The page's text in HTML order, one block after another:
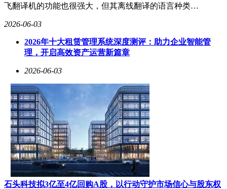
飞翻译机的功能也很强大，但其离线翻译的语言种类…
2026-06-03
2026年十大租赁管理系统深度测评：助力企业智能管
理，开启高效资产运营新篇章
2026-06-03
石头科技拟3亿至4亿回购A股，以行动守护市场信心与股东权